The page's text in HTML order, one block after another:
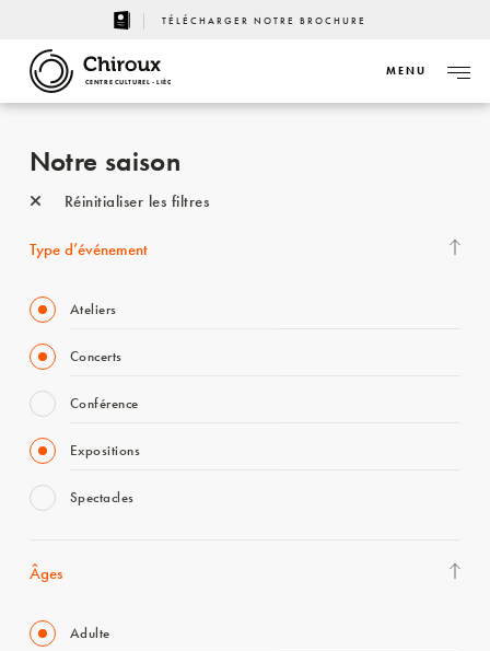
TÉLÉCHARGER NOTRE BROCHURE
CENTRE CULTUREL - LIÈGE
MENU
Notre saison
Réinitialiser les filtres
Type d’événement
Ateliers
Concerts
Conférence
Expositions
Spectacles
Âges
Adulte